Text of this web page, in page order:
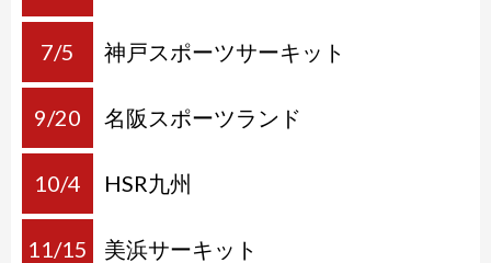
7/5 神戸スポーツサーキット
9/20 名阪スポーツランド
10/4 HSR九州
11/15 美浜サーキット